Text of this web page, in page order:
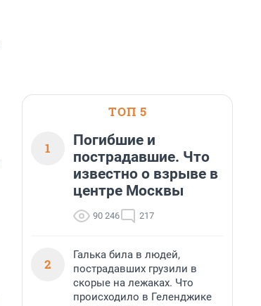
ТОП 5
1
Погибшие и
пострадавшие. Что
известно о взрыве в
центре Москвы
90 246 217
2
Галька била в людей,
пострадавших грузили в
скорые на лежаках. Что
происходило в Геленджике